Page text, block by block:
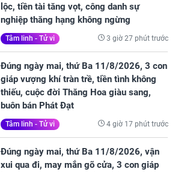
lộc, tiền tài tăng vọt, công danh sự
nghiệp thăng hạng không ngừng
Tâm linh - Tử vi 3 giờ 27 phút trước
Đúng ngày mai, thứ Ba 11/8/2026, 3 con
giáp vượng khí tràn trề, tiền tình không
thiếu, cuộc đời Thăng Hoa giàu sang,
buôn bán Phát Đạt
Tâm linh - Tử vi 4 giờ 17 phút trước
Đúng ngày mai, thứ Ba 11/8/2026, vận
xui qua đi, may mắn gõ cửa, 3 con giáp